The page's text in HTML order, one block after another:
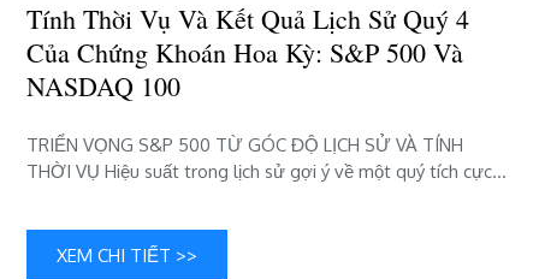
Hoa
Kỳ:
S&P
NASDAQ
100
Tính Thời Vụ Và Kết Quả Lịch Sử Quý 4
Của Chứng Khoán Hoa Kỳ: S&P 500 Và
NASDAQ 100
TRIỂN VỌNG S&P 500 TỪ GÓC ĐỘ LỊCH SỬ VÀ TÍNH
THỜI VỤ Hiệu suất trong lịch sử gợi ý về một quý tích cực…
XEM CHI TIẾT >>